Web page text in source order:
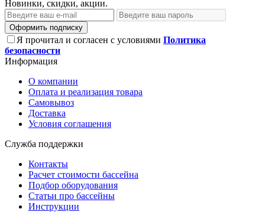
Новинки, скидки, акции.
Оформить подписку
Я прочитал и согласен с условиями Политика
безопасности
Информация
О компании
Оплата и реализация товара
Самовывоз
Доставка
Условия соглашения
Служба поддержки
Контакты
Расчет стоимости бассейна
Подбор оборудования
Статьи про бассейны
Инструкции